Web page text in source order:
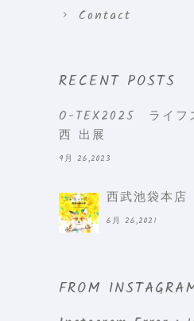
Contact
RECENT POSTS
O-TEX2025 ライフ
西 出展
9月 26,2023
西武池袋本店
6月 26,2021
FROM